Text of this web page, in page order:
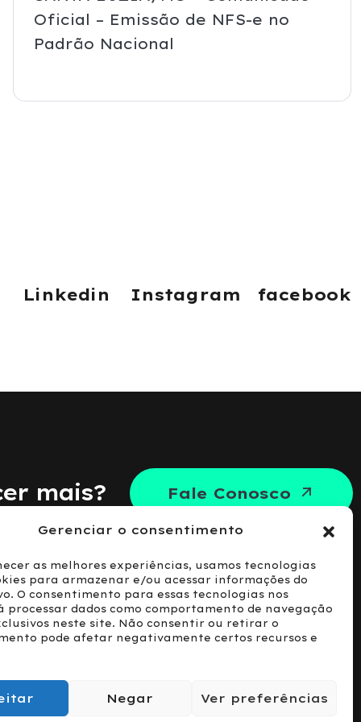
Gerenciar o consentimento
as melhores experiências, usamos tecnologias
para armazenar e/ou acessar informações do
O consentimento para essas tecnologias nos
processar dados como comportamento de navegação
neste site. Não consentir ou retirar o
pode afetar negativamente certos recursos e
Negar Ver preferências
Oficial – Emissão de NFS-e no
Padrão Nacional
Linkedin Instagram facebook
mais? Fale Conosco